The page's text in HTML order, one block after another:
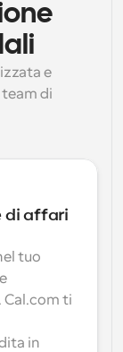
e aggiornamenti
e
di
di affari
tuo
ti
in